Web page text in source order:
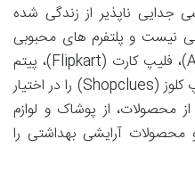
جدایی ناپذیر از زندگی شده
نیست و پلتفرم های محبوبی
مانند آمازون هند (Amazon India)، فلیپ کارت (Flipkart)، پیتم
(Paytm)، مینترا (Myntra) و شاپ کلوز (Shopclues) را در اختیار
محصولات، از پوشاک و لوازم
محصولات آرایشی بهداشتی را